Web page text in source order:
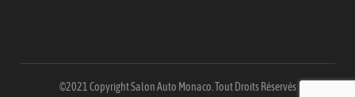
©2021 Copyright Salon Auto Monaco. Tout Droits Réservés